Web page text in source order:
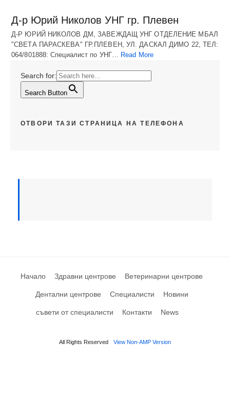
Д-р Юрий Николов УНГ гр. Плевен
Д-Р ЮРИЙ НИКОЛОВ ДМ, ЗАВЕЖДАЩ УНГ ОТДЕЛЕНИЕ МБАЛ
"СВЕТА ПАРАСКЕВА" ГР.ПЛЕВЕН, УЛ. ДАСКАЛ ДИМО 22, ТЕЛ:
064/801888: Специалист по УНГ… Read More
Search for:
Search Button
ОТВОРИ ТАЗИ СТРАНИЦА НА ТЕЛЕФОНА
Начало Здравни центрове Ветеринарни центрове
Дентални центрове Специалисти Новини
съвети от специалисти Контакти News
All Rights Reserved View Non-AMP Version